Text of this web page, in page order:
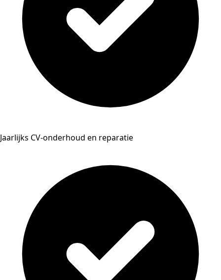
Jaarlijks CV-onderhoud en reparatie